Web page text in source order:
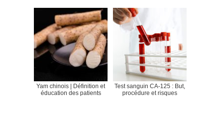
Yam chinois | Définition et
éducation des patients
Test sanguin CA-125 : But,
procédure et risques